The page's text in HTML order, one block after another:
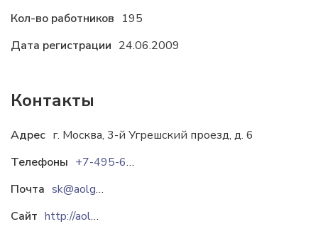
Кол-во работников 195
Дата регистрации 24.06.2009
Контакты
Адрес г. Москва, 3-й Угрешский проезд, д. 6
Телефоны
+7-495-677-73-16
Почта
sk@aolgm.ru
Сайт
http://aolgm.ru